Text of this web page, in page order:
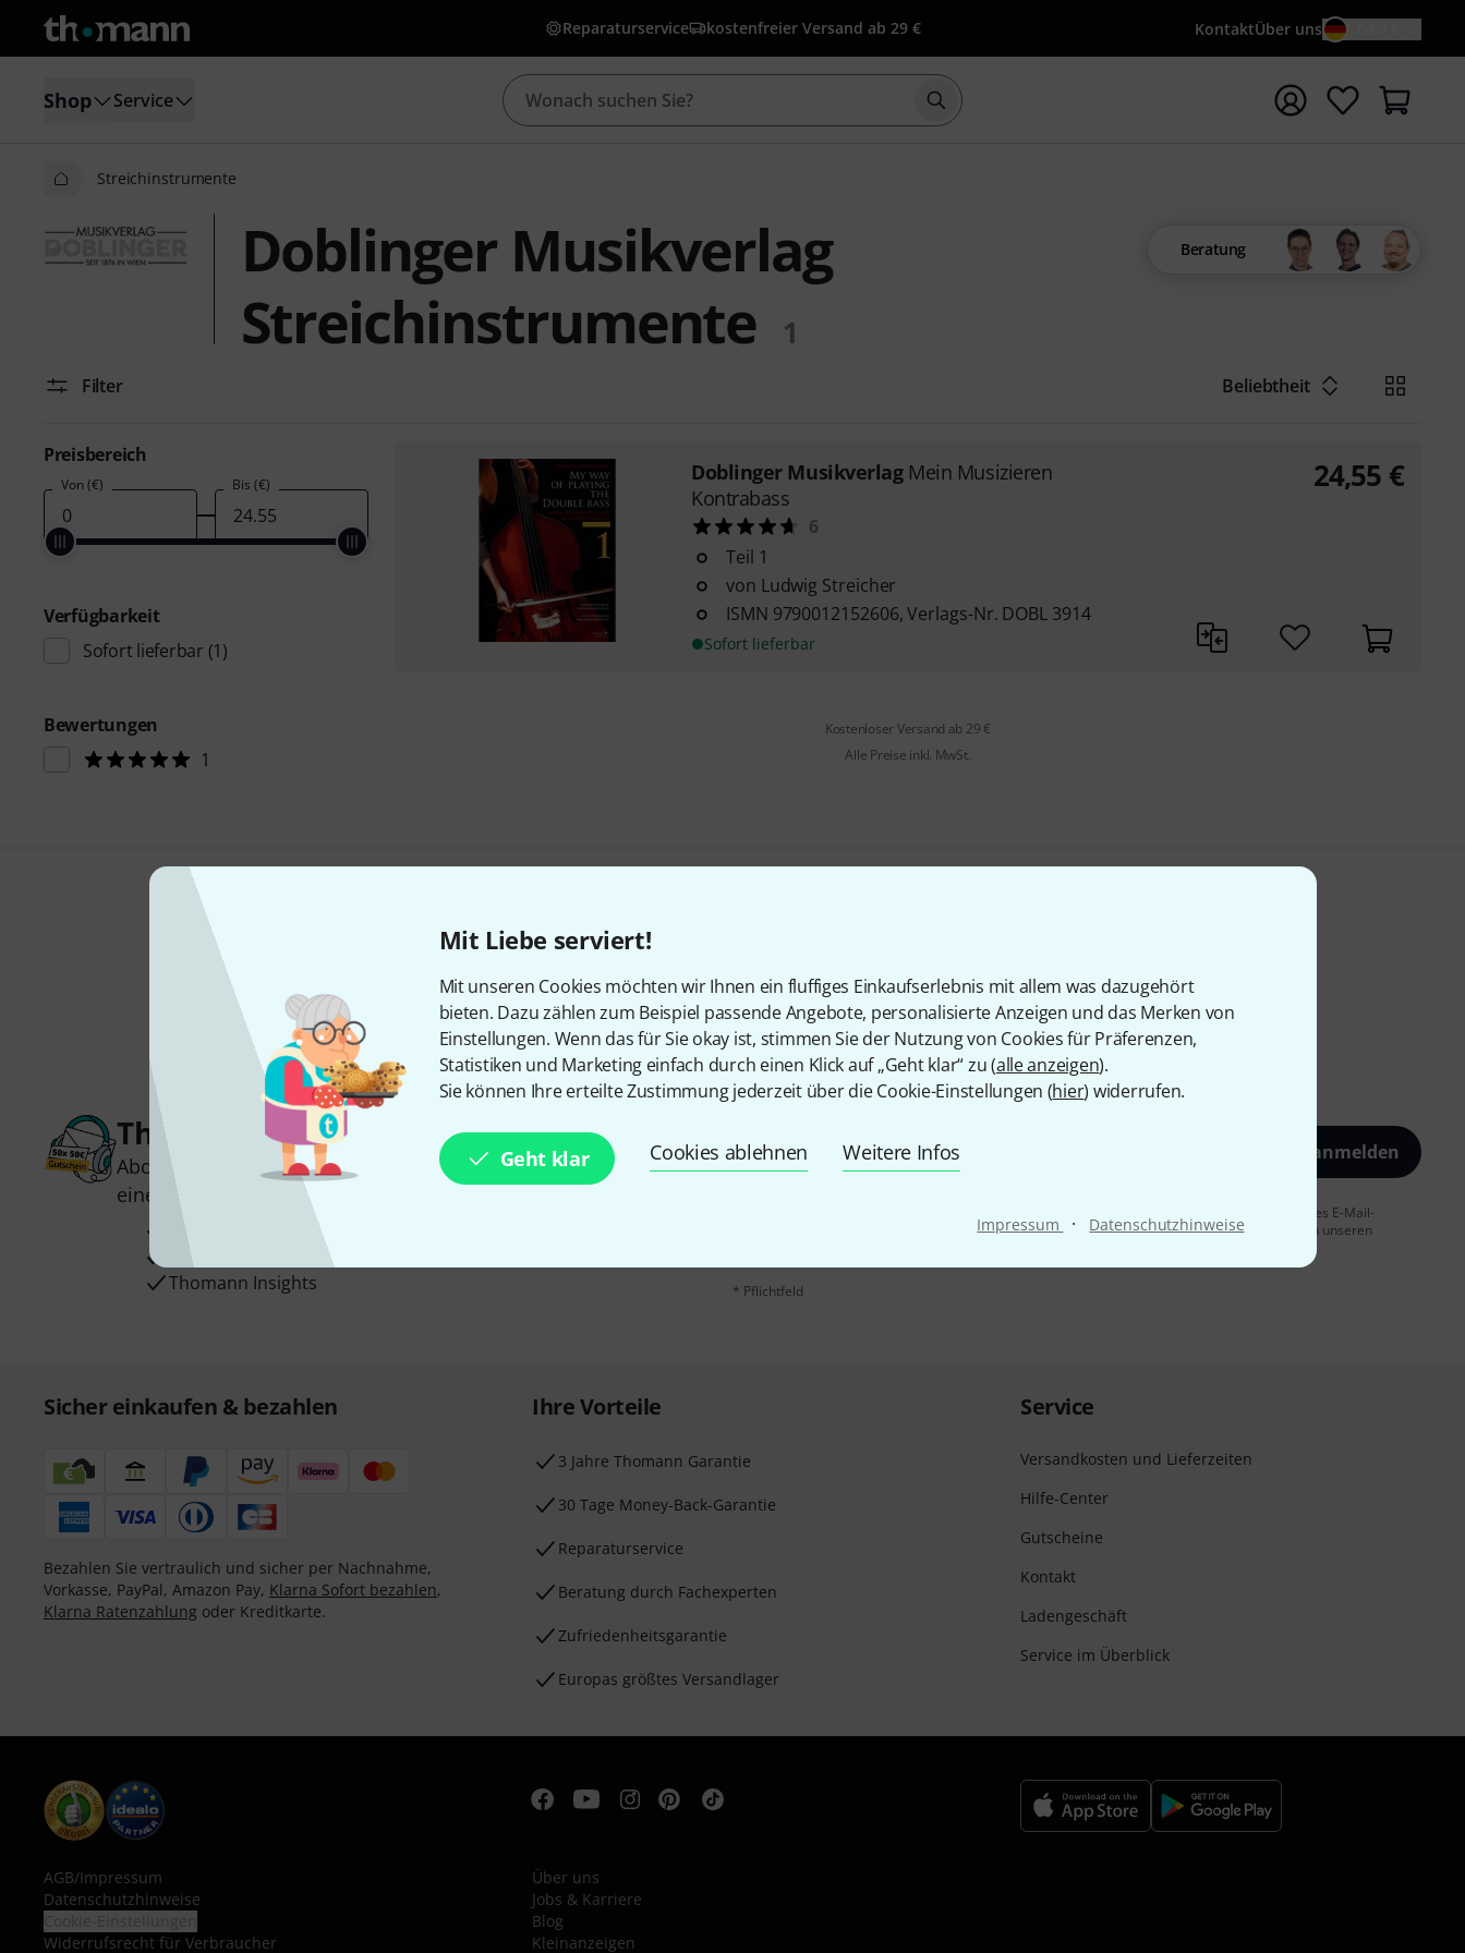
Mit Liebe serviert!
Mit unseren Cookies möchten wir Ihnen ein fluffiges Einkaufserlebnis mit allem was dazugehört
bieten. Dazu zählen zum Beispiel passende Angebote, personalisierte Anzeigen und das Merken von
Einstellungen. Wenn das für Sie okay ist, stimmen Sie der Nutzung von Cookies für Präferenzen,
Statistiken und Marketing einfach durch einen Klick auf „Geht klar“ zu (alle anzeigen).
Sie können Ihre erteilte Zustimmung jederzeit über die Cookie-Einstellungen (hier) widerrufen.
Geht klar Cookies ablehnen Weitere Infos
Impressum · Datenschutzhinweise
Reparaturservice kostenfreier Versand ab 29 € KontaktÜber uns
Shop Service Suche mit Suchwort {searchTerm} starten
Streichinstrumente
Doblinger Musikverlag
Streichinstrumente
1
Beratung
Filter Beliebtheit
Preisbereich
Von (€) Bis (€)
Verfügbarkeit
Sofort lieferbar (1)
Bewertungen
1
Doblinger Musikverlag Mein Musizieren
Kontrabass
6
Teil 1
von Ludwig Streicher
ISMN 9790012152606, Verlags-Nr. DOBL 3914
Sofort lieferbar
24,55 €
Kostenloser Versand ab 29 €
Alle Preise inkl. MwSt.
Teilen
Thomann Newsletter
Abonniere den Thomann Newsletter und gewinne mit etwas Glück
einen von
50 Gutscheinen
Inspirierende Beiträge
Thomann Insights
E-Mail-Adresse* Jetzt anmelden
Mit Klick auf „Jetzt anmelden“ stimmen Sie dem Erhalt von E-Mail-Werbung und einer Messung des E-Mail-
Nutzungsverhaltens zu. Die Abmeldung ist jederzeit möglich. Weitere Informationen finden Sie in unseren
* Pflichtfeld
Sicher einkaufen & bezahlen
Bezahlen Sie vertraulich und sicher per Nachnahme,
Vorkasse, PayPal, Amazon Pay, Klarna Sofort bezahlen,
Klarna Ratenzahlung oder Kreditkarte.
Ihre Vorteile
3 Jahre Thomann Garantie
30 Tage Money-Back-Garantie
Reparaturservice
Beratung durch Fachexperten
Zufriedenheitsgarantie
Europas größtes Versandlager
Service
Versandkosten und Lieferzeiten
Hilfe-Center
Gutscheine
Kontakt
Ladengeschäft
Service im Überblick
AGB/Impressum
Datenschutzhinweise
Widerrufsrecht für Verbraucher
Über uns
Jobs & Karriere
Blog
Kleinanzeigen